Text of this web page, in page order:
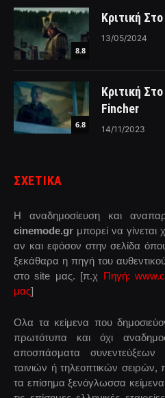
8.8
Κριτική
13/05/2024
6.8
Κριτική
Fincher
14/11/2023
ΣΧΕΤΙΚΑ
Η αναδημοσίευση και
cinemode.gr μπορεί να
αν και εφόσον στην σελίδα
ξεκάθαρα η πηγή του
στο site μας. [π.χ Πηγή:
μας]
Ολα τα κείμενα που
πρωτότυπα και όχι
αποσπάσματα συνεντεύξεων
ταινιών ή τηλεοπτικών
τα επίσημα ξενόγλωσσα